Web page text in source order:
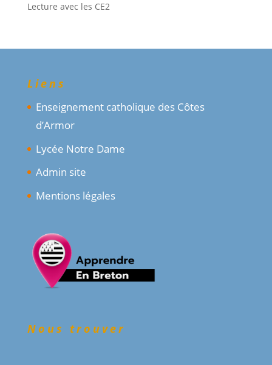
Lecture avec les CE2
Liens
Enseignement catholique des Côtes
d’Armor
Lycée Notre Dame
Admin site
Mentions légales
Nous trouver